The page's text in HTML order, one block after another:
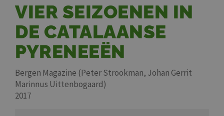
VIER SEIZOENEN IN
DE CATALAANSE
PYRENEEËN
Bergen Magazine (Peter Strookman, Johan Gerrit
Marinnus Uittenbogaard)
2017